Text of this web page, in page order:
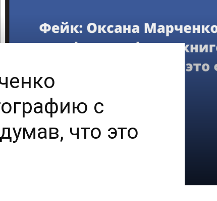
с
что это